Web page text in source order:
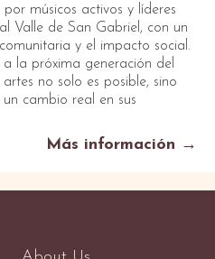
músicos activos y líderes
Valle de San Gabriel, con un
y el impacto social.
la próxima generación del
no solo es posible, sino
cambio real en sus
Más información →